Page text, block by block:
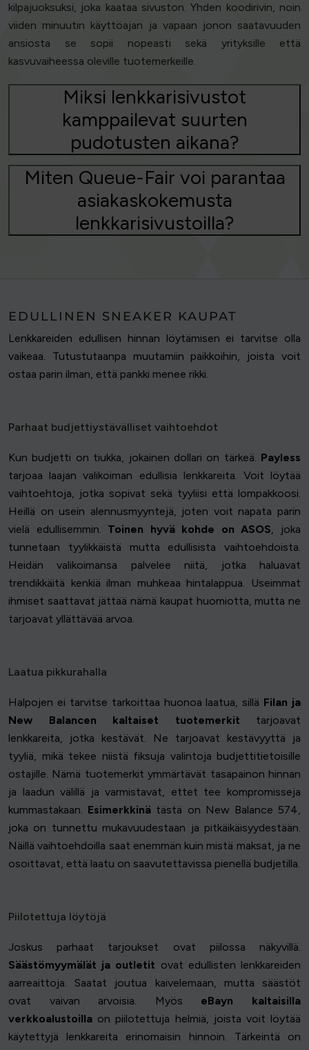
kilpajuoksuksi, joka kaataa sivuston. Yhden koodirivin, noin
viiden minuutin käyttöajan ja vapaan jonon saatavuuden
ansiosta se sopii nopeasti sekä yrityksille että
kasvuvaiheessa oleville tuotemerkeille.
Miksi lenkkarisivustot
kamppailevat suurten
pudotusten aikana?
Miten Queue-Fair voi parantaa
asiakaskokemusta
lenkkarisivustoilla?
EDULLINEN SNEAKER KAUPAT
Lenkkareiden edullisen hinnan löytämisen ei tarvitse olla
vaikeaa. Tutustutaanpa muutamiin paikkoihin, joista voit
ostaa parin ilman, että pankki menee rikki.
Parhaat budjettiystävälliset vaihtoehdot
Kun budjetti on tiukka, jokainen dollari on tärkeä. Payless
tarjoaa laajan valikoiman edullisia lenkkareita. Voit löytää
vaihtoehtoja, jotka sopivat sekä tyyliisi että lompakkoosi.
Heillä on usein alennusmyyntejä, joten voit napata parin
vielä edullisemmin. Toinen hyvä kohde on ASOS, joka
tunnetaan tyylikkäistä mutta edullisista vaihtoehdoista.
Heidän valikoimansa palvelee niitä, jotka haluavat
trendikkäitä kenkiä ilman muhkeaa hintalappua. Useimmat
ihmiset saattavat jättää nämä kaupat huomiotta, mutta ne
tarjoavat yllättävää arvoa.
Laatua pikkurahalla
Halpojen ei tarvitse tarkoittaa huonoa laatua, sillä Filan ja
New Balancen kaltaiset tuotemerkit tarjoavat
lenkkareita, jotka kestävät. Ne tarjoavat kestävyyttä ja
tyyliä, mikä tekee niistä fiksuja valintoja budjettitietoisille
ostajille. Nämä tuotemerkit ymmärtävät tasapainon hinnan
ja laadun välillä ja varmistavat, ettet tee kompromisseja
kummastakaan. Esimerkkinä tästä on New Balance 574,
joka on tunnettu mukavuudestaan ja pitkäikäisyydestään.
Näillä vaihtoehdoilla saat enemmän kuin mistä maksat, ja ne
osoittavat, että laatu on saavutettavissa pienellä budjetilla.
Piilotettuja löytöjä
Joskus parhaat tarjoukset ovat piilossa näkyvillä.
Säästömyymälät ja outletit ovat edullisten lenkkareiden
aarreaittoja. Saatat joutua kaivelemaan, mutta säästöt
ovat vaivan arvoisia. Myös eBayn kaltaisilla
verkkoalustoilla on piilotettuja helmiä, joista voit löytää
käytettyjä lenkkareita erinomaisin hinnoin. Tärkeintä on